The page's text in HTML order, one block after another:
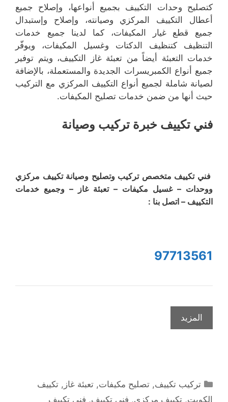
كتصليح وحدات التكييف بجميع أنواعها، وإصلاح جميع
أعطال التكييف المركزي وصيانته، وإصلاح وإستبدال
جميع قطع غيار المكيفات، كما لدينا جميع خدمات
التنظيف كتنظيف الدكتات وغسيل المكيفات، ويوفّر
خدمات التعبئة أيضاً من تعبئة غاز التكييف، ويتم توفير
جميع أنواع الكمبريسرات الجديدة والمستعملة، بالإضافة
لصيانة شاملة لجميع أنواع التكييف المركزي مع التركيب
حيث أنها من ضمن خدمات تصليح المكيفات.
فني تكييف خبرة تركيب وصيانة
فني تكييف متخصص تركيب وتصليح وصيانة تكييف مركزي
ووحدات – غسيل مكيفات – تعبئة غاز – وجميع خدمات
التكييف – اتصل بنا :
97713561
المزيد
التصنيفات
تركيب تكييف,تصليح مكيفات,تعبئة غاز ,تكييف
الكويت, تكييف مركزي, فني تكييف, فني تكييف